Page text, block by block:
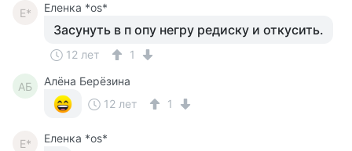
Е* Еленка *os*
Засунуть в п опу негру редиску и откусить.
12 лет 1
АБ
Алёна Берёзина
12 лет
1
Е* Еленка *os*